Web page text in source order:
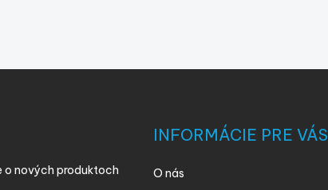
o nových produktoch
INFORMÁCIE PRE VÁS
O nás